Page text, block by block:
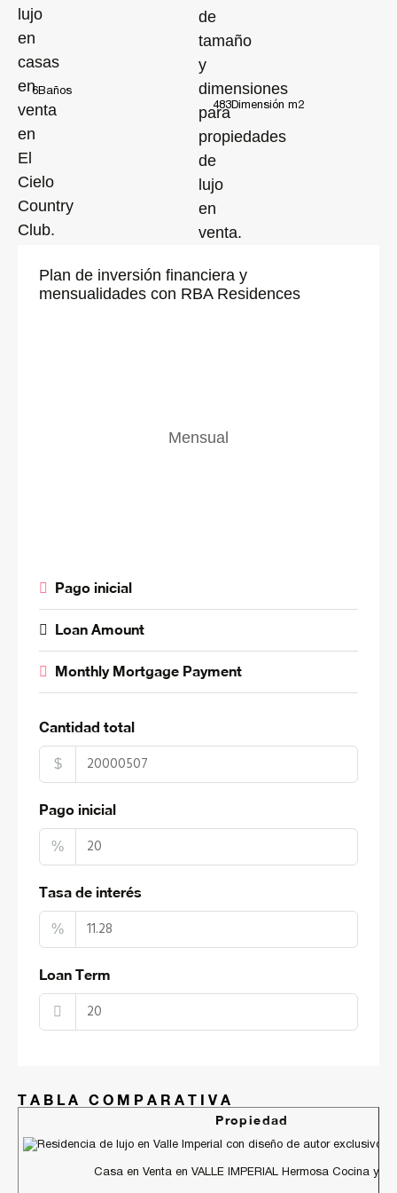
Baños
6
Dimensión m2
483
Plan de inversión financiera y
mensualidades con RBA Residences
Mensual
Pago inicial
Loan Amount
Monthly Mortgage Payment
Cantidad total
$
Pago inicial
%
Tasa de interés
%
Loan Term
TABLA COMPARATIVA
Propiedad
Casa en Venta en VALLE IMPERIAL Hermosa Cocina y